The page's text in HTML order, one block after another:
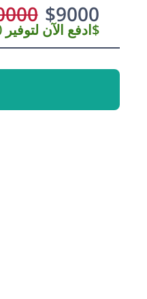
$9000
ادفع الآن لتوفير 1000$